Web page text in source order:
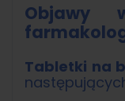
Objawy
Tabletki na